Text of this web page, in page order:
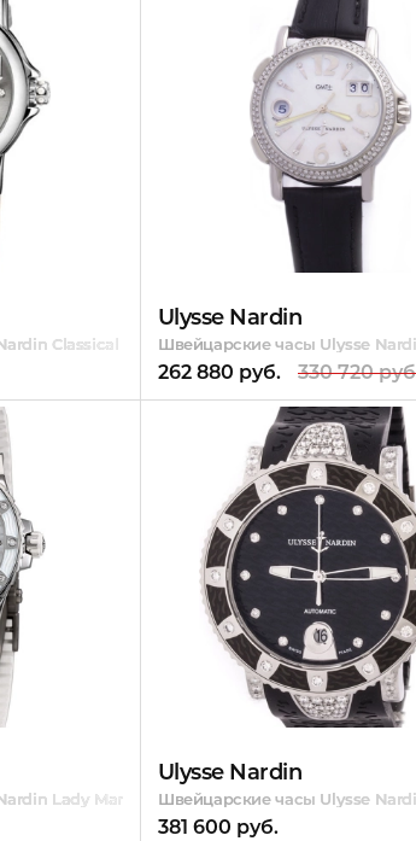
Classical Dual Time Ladies Small Seconds
Ulysse Nardin
Швейцарские часы Ulysse
262 880 руб. 330 720
Lady Marine Diver
Ulysse Nardin
Швейцарские часы Ulysse
381 600 руб.